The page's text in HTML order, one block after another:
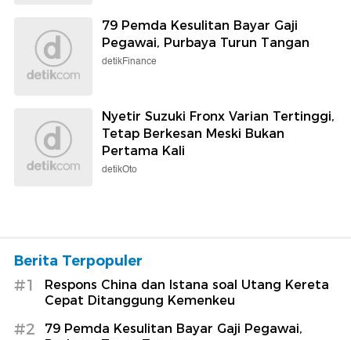
79 Pemda Kesulitan Bayar Gaji
Pegawai, Purbaya Turun Tangan
detikFinance
Nyetir Suzuki Fronx Varian Tertinggi,
Tetap Berkesan Meski Bukan
Pertama Kali
detikOto
Berita Terpopuler
#1
Respons China dan Istana soal Utang Kereta
Cepat Ditanggung Kemenkeu
#2
79 Pemda Kesulitan Bayar Gaji Pegawai,